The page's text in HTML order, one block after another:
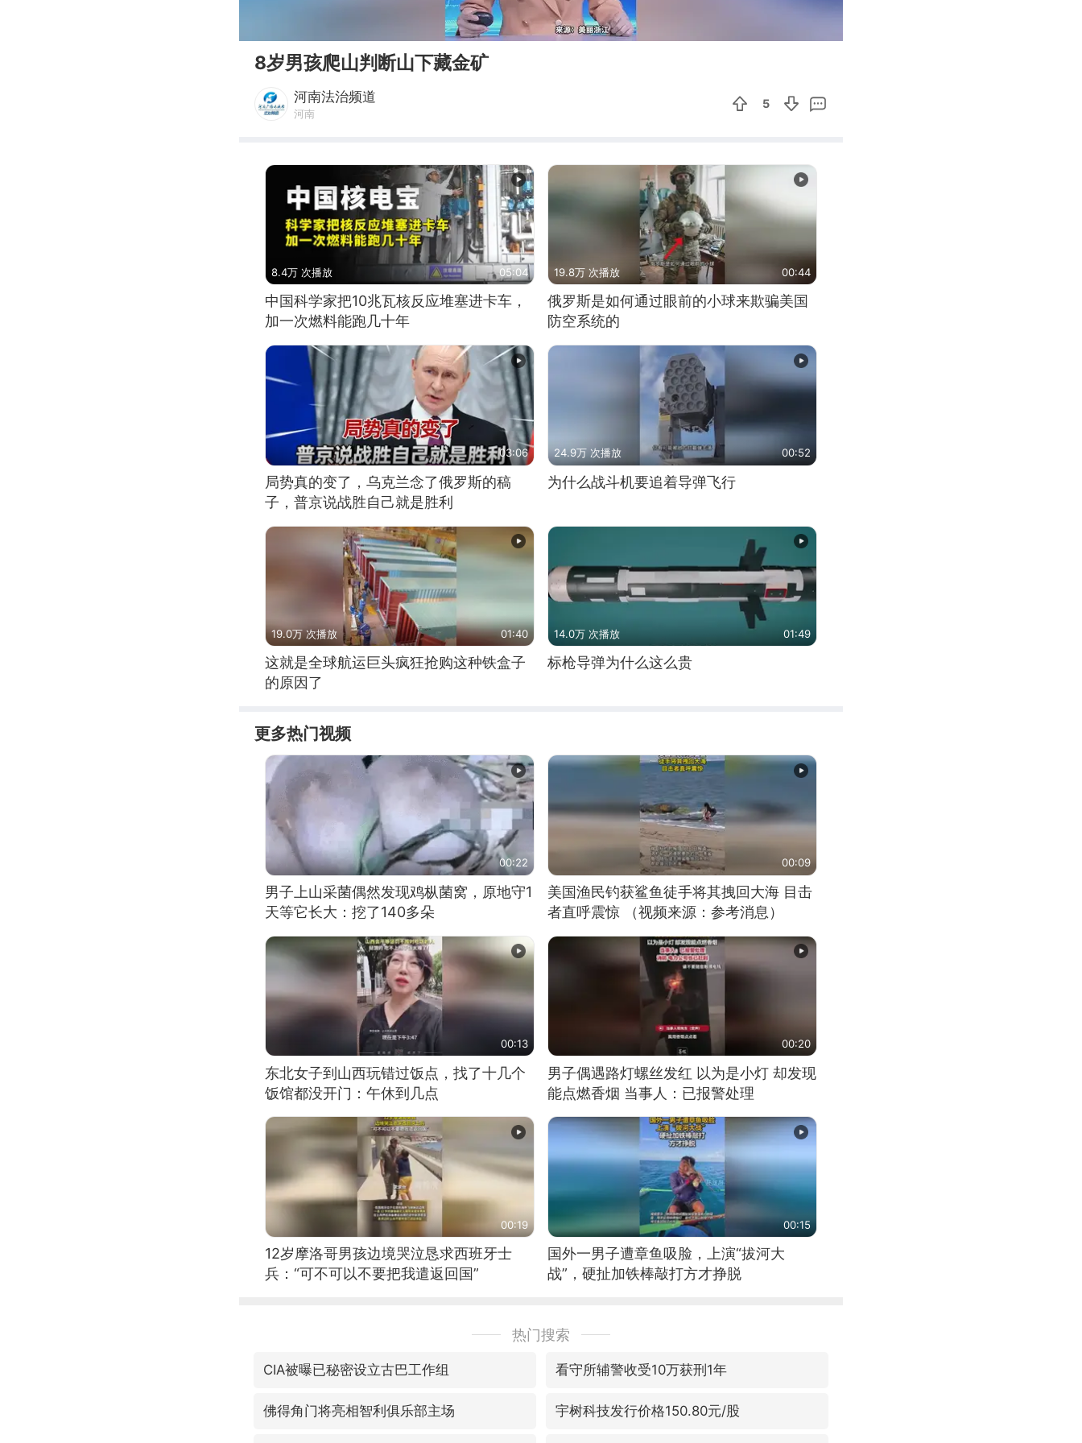
8岁男孩爬山判断山下藏金矿
河南法治频道
河南
5
8.4万 次播放 05:04
中国科学家把10兆瓦核反应堆塞进卡车，
加一次燃料能跑几十年
19.8万 次播放 00:44
俄罗斯是如何通过眼前的小球来欺骗美国
防空系统的
03:06
局势真的变了，乌克兰念了俄罗斯的稿
子，普京说战胜自己就是胜利
24.9万 次播放 00:52
为什么战斗机要追着导弹飞行
19.0万 次播放 01:40
这就是全球航运巨头疯狂抢购这种铁盒子
的原因了
14.0万 次播放 01:49
标枪导弹为什么这么贵
更多热门视频
00:22
男子上山采菌偶然发现鸡枞菌窝，原地守1
天等它长大：挖了140多朵
00:09
美国渔民钓获鲨鱼徒手将其拽回大海 目击
者直呼震惊 （视频来源：参考消息）
00:13
东北女子到山西玩错过饭点，找了十几个
饭馆都没开门：午休到几点
00:20
男子偶遇路灯螺丝发红 以为是小灯 却发现
能点燃香烟 当事人：已报警处理
00:19
12岁摩洛哥男孩边境哭泣恳求西班牙士
兵：“可不可以不要把我遣返回国”
00:15
国外一男子遭章鱼吸脸，上演“拔河大
战”，硬扯加铁棒敲打方才挣脱
热门搜索
CIA被曝已秘密设立古巴工作组 看守所辅警收受10万获刑1年
佛得角门将亮相智利俱乐部主场 宇树科技发行价格150.80元/股